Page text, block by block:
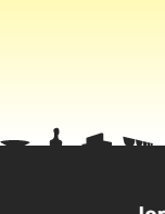
empreender a
território, que